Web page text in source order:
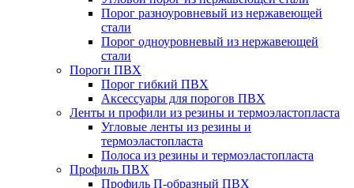
Порог разноуровневый из нержавеющей
стали
Порог одноуровневый из нержавеющей
стали
Пороги ПВХ
Порог гибкий ПВХ
Аксессуары для порогов ПВХ
Ленты и профили из резины и термоэластопласта
Угловые ленты из резины и
термоэластопласта
Полоса из резины и термоэластопласта
Профиль ПВХ
Профиль П-образный ПВХ